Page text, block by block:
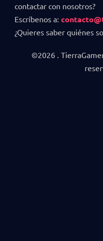
contactar con nosotros?
Escríbenos a:
¿Quieres saber quiénes
©2026 .